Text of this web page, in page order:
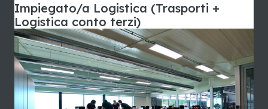
Impiegato/a Logistica (Trasporti +
Logistica conto terzi)